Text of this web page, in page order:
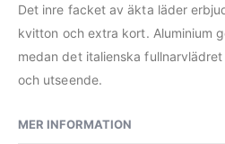
Det inre facket av äkta läder
kvitton och extra kort. Aluminium
medan det italienska
och utseende.
MER INFORMATION